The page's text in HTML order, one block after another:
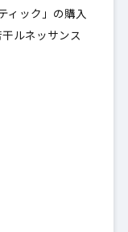
ィック」の購入
ルネッサンス